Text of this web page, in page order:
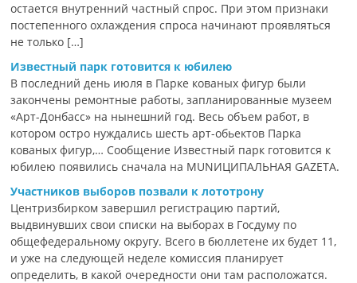
остается внутренний частный спрос. При этом признаки
постепенного охлаждения спроса начинают проявляться
не только […]
Известный парк готовится к юбилею
В последний день июля в Парке кованых фигур были
закончены ремонтные работы, запланированные музеем
«Арт-Донбасс» на нынешний год. Весь объем работ, в
котором остро нуждались шесть арт-обьектов Парка
кованых фигур,… Сообщение Известный парк готовится к
юбилею появились сначала на MUNИЦИПАЛЬНАЯ GAZЕТА.
Участников выборов позвали к лототрону
Центризбирком завершил регистрацию партий,
выдвинувших свои списки на выборах в Госдуму по
общефедеральному округу. Всего в бюллетене их будет 11,
и уже на следующей неделе комиссия планирует
определить, в какой очередности они там расположатся.